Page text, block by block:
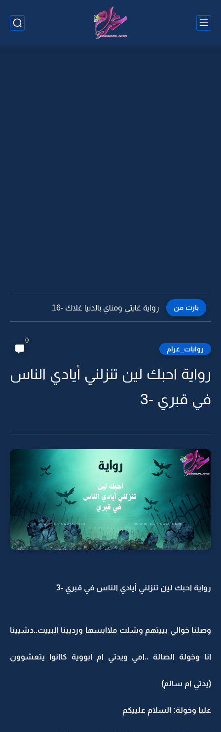
بارت من رواية غايتي ومناي بالدنيا غلاك -15
روايات_غرام
0
رواية احبك لين تنزلني أيادي الناس
في قبري -3
رواية احبك لين تنزلني أيادي الناس في قبري -3
وصلنا خوالي بييتهم وشلت ملاابسها ورديينا البييت..دشيينا
انا وخولة الصالة ..امي ويدتي ام ابووية كاانوا يتعشوون
(يدتي ام سالم)
عليا وخولة: السلام علييكم